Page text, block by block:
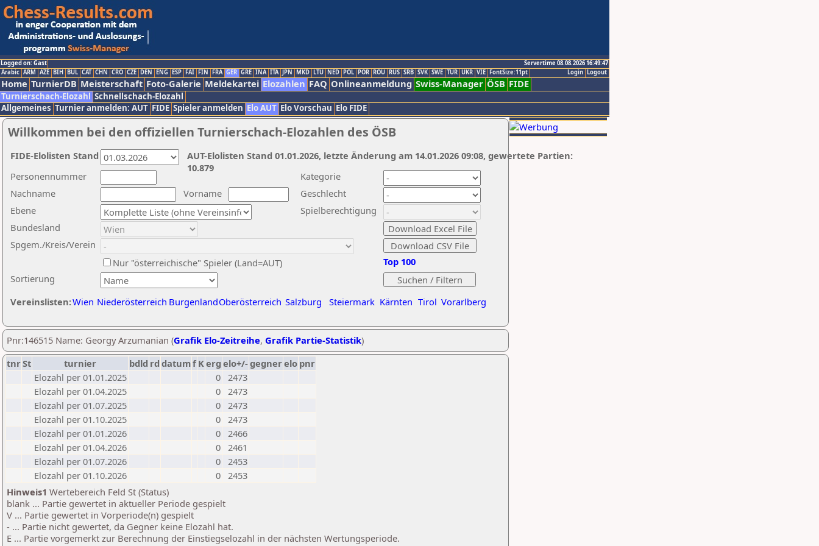
Logged on: Gast
Servertime 08.08.2026 16:49:47
Logout
Login
Arabic ARM AZE BIH BUL CAT CHN CRO CZE DEN ENG ESP FAI FIN FRA GER GRE INA ITA JPN MKD LTU NED POL POR ROU RUS SRB SVK SWE TUR UKR VIE FontSize:11pt
Home TurnierDB Meisterschaft Foto-Galerie Meldekartei Elozahlen FAQ Onlineanmeldung Swiss-Manager ÖSB FIDE
Turnierschach-Elozahl Schnellschach-Elozahl
Allgemeines Turnier anmelden: AUT FIDE Spieler anmelden Elo AUT Elo Vorschau Elo FIDE
Willkommen bei den offiziellen Turnierschach-Elozahlen des ÖSB
Nachname
Vorname
Ebene
Kategorie
Sortierung
Personennummer
Bundesland
Spgem./Kreis/Verein
Geschlecht
Nur "österreichische" Spieler (Land=AUT)
Spielberechtigung
Vereinslisten:Wien Niederösterreich BurgenlandOberösterreich Salzburg Steiermark Kärnten Tirol Vorarlberg
Top 100
AUT-Elolisten Stand 01.01.2026, letzte Änderung am 14.01.2026 09:08, gewertete Partien:
10.879
FIDE-Elolisten Stand
Pnr:146515 Name: Georgy Arzumanian (Grafik Elo-Zeitreihe, Grafik Partie-Statistik)
tnrSt turnier bdld rd datumf Kerg elo+/-gegnerelo pnr
Elozahl per 01.01.2025
0 2473
Elozahl per 01.04.2025
0 2473
Elozahl per 01.07.2025
0 2473
Elozahl per 01.10.2025
0 2473
Elozahl per 01.01.2026
0 2466
Elozahl per 01.04.2026
0 2461
Elozahl per 01.07.2026
0 2453
Elozahl per 01.10.2026
0 2453
Hinweis1 Wertebereich Feld St (Status)
blank ... Partie gewertet in aktueller Periode gespielt
V ... Partie gewertet in Vorperiode(n) gespielt
- ... Partie nicht gewertet, da Gegner keine Elozahl hat.
E ... Partie vorgemerkt zur Berechnung der Einstiegselozahl in der nächsten Wertungsperiode.